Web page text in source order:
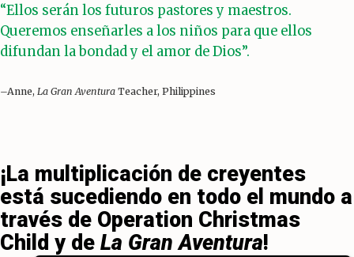
“Ellos serán los futuros pastores y maestros.
Queremos enseñarles a los niños para que ellos
difundan la bondad y el amor de Dios”.
–Anne, La Gran Aventura Teacher, Philippines
¡La multiplicación de creyentes
está sucediendo en todo el mundo a
través de Operation Christmas
Child y de La Gran Aventura!